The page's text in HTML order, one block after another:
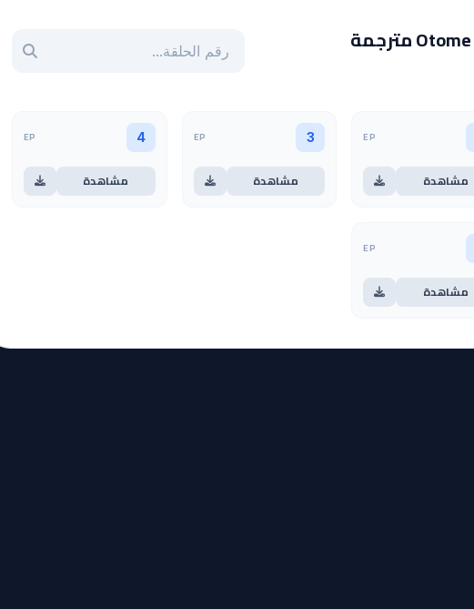
بحث عن حلقة بالرقم
EP
مشاهدة
3
EP
مشاهدة
4
EP
مشاهدة
EP
مشاهدة